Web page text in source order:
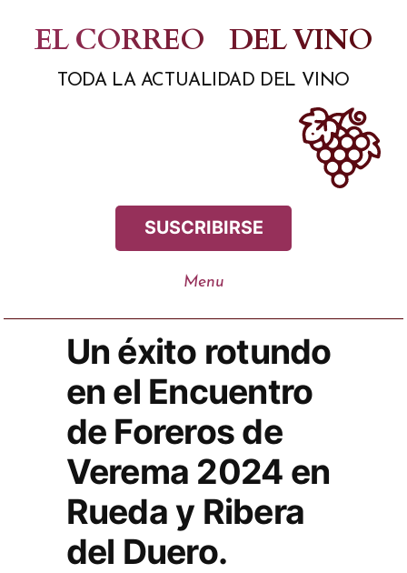
contenido
EL CORREO DEL VINO
TODA LA ACTUALIDAD DEL VINO
SUSCRIBIRSE
Un éxito rotundo
en el Encuentro
de Foreros de
Verema 2024 en
Rueda y Ribera
del Duero.